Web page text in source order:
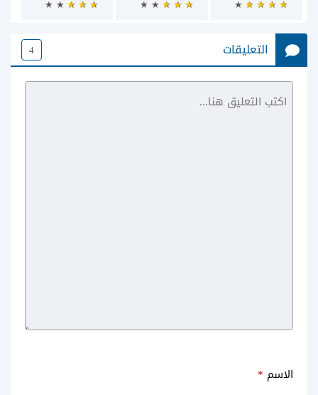
Candy Crush
التعليقات 4
الاسم *